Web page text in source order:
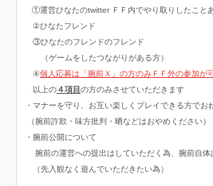
①運営ひなたのtwitter ＦＦ内でやり取りしたこと
②ひなたフレンド
③ひなたのフレンドのフレンド
（ゲームをしたつながりがある方）
④個人応募は「腕前Ｘ」の方のみＦＦ外の参加が
以上の４項目の方のみさせていただきます
・マナーを守り、お互い楽しくプレイできる方でお
（腕前詐欺・味方批判・晒などはおやめください）
・腕前公開について
腕前の運営への提出はしていただく為、腕前自体
（先入観なく遊んでいただきたい為）